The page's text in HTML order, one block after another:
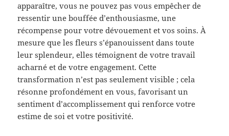
apparaître, vous ne pouvez pas vous empêcher de
ressentir une bouffée d’enthousiasme, une
récompense pour votre dévouement et vos soins. À
mesure que les fleurs s’épanouissent dans toute
leur splendeur, elles témoignent de votre travail
acharné et de votre engagement. Cette
transformation n’est pas seulement visible ; cela
résonne profondément en vous, favorisant un
sentiment d’accomplissement qui renforce votre
estime de soi et votre positivité.